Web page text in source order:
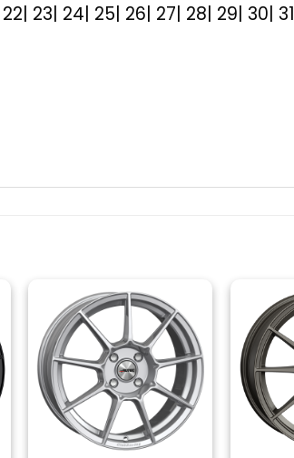
22| 23| 24| 25| 26| 27| 28| 29|